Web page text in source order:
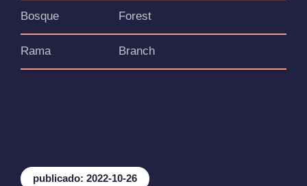
Bosque Forest
Rama Branch
publicado: 2022-10-26